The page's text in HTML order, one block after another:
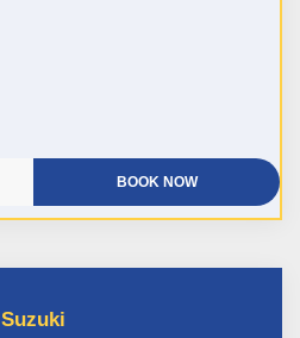
BOOK NOW
Suzuki